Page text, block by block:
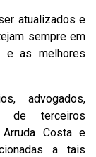
atualizados e
sempre em
e as melhores
advogados,
de terceiros
Costa e
a tais